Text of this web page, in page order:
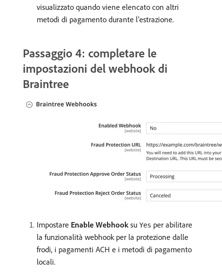
visualizzato quando viene elencato con altri
metodi di pagamento durante l’estrazione.
Passaggio 4: completare le
impostazioni del webhook di
Braintree
Impostare Enable Webhooksu Yes per abilitare
la funzionalità webhook per la protezione dalle
frodi, i pagamenti ACH e i metodi di pagamento
locali.